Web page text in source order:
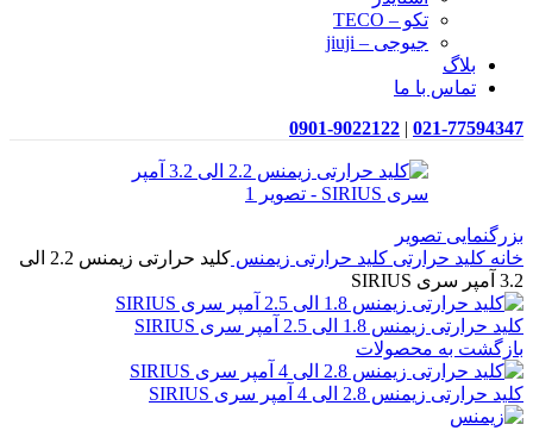
تکو – TECO
جیوجی – jiuji
بلاگ
تماس با ما
021-77594347
|
0901-9022122
بزرگنمایی تصویر
خانه کلید حرارتی کلید حرارتی زیمنس
کلید حرارتی زیمنس 2.2 الی
3.2 آمپر سری SIRIUS
کلید حرارتی زیمنس 1.8 الی 2.5 آمپر سری SIRIUS
بازگشت به محصولات
کلید حرارتی زیمنس 2.8 الی 4 آمپر سری SIRIUS